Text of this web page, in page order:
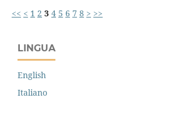
<< < 1 2 3 4 5 6 7 8 > >>
LINGUA
English
Italiano